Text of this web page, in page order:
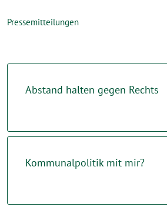
Pressemitteilungen
Abstand halten gegen Rechts
Kommunalpolitik mit mir?